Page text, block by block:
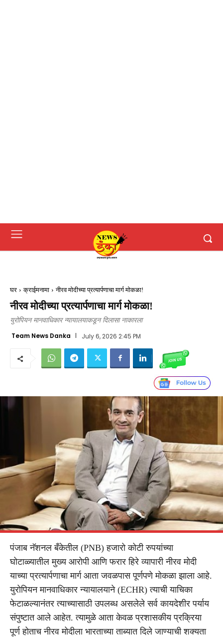
घर क्राईमनामा नीरव मोदीच्या प्रत्यार्पणाचा मार्ग मोकळा!
नीरव मोदीच्या प्रत्यार्पणाचा मार्ग मोकळा!
युरोपियन मानवाधिकार न्यायालयाकडून दिलासा नाकारला
Team News Danka July 6, 2026 2:45 PM
पंजाब नॅशनल बँकेतील (PNB) हजारो कोटी रुपयांच्या
घोटाळ्यातील मुख्य आरोपी आणि फरार हिरे व्यापारी नीरव मोदी
याच्या प्रत्यार्पणाचा मार्ग आता जवळपास पूर्णपणे मोकळा झाला आहे.
युरोपियन मानवाधिकार न्यायालयाने (ECHR) त्याची याचिका
फेटाळल्यानंतर त्याच्यासाठी उपलब्ध असलेले सर्व कायदेशीर पर्याय
संपुष्टात आले आहेत. त्यामुळे आता केवळ प्रशासकीय प्रक्रिया
पूर्ण होताच नीरव मोदीला भारताच्या ताब्यात दिले जाण्याची शक्यता